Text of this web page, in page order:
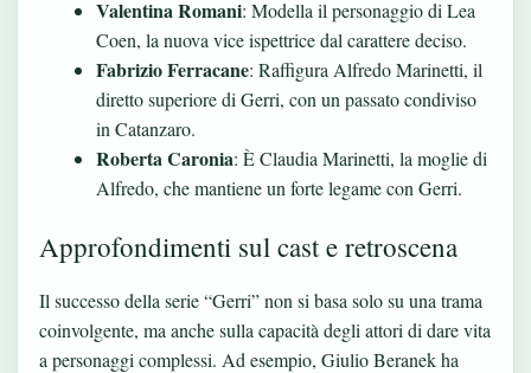
Valentina Romani: Modella il personaggio di Lea
Coen, la nuova vice ispettrice dal carattere deciso.
Fabrizio Ferracane: Raffigura Alfredo Marinetti, il
diretto superiore di Gerri, con un passato condiviso
in Catanzaro.
Roberta Caronia: È Claudia Marinetti, la moglie di
Alfredo, che mantiene un forte legame con Gerri.
Approfondimenti sul cast e retroscena
Il successo della serie “Gerri” non si basa solo su una trama
coinvolgente, ma anche sulla capacità degli attori di dare vita
a personaggi complessi. Ad esempio, Giulio Beranek ha